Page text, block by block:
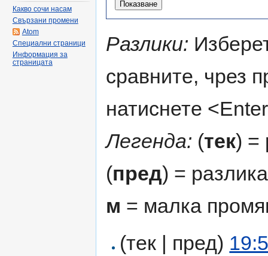
Разлики:
сравните, чрез
натиснете
Легенда: (тек) =
(пред) =
м = малка
(тек | пред)
Какво сочи насам
Свързани промени
Atom
Специални страници
Информация за
страницата